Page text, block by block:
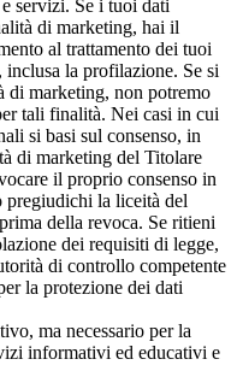
servizi. Se i tuoi dati
di marketing, hai il
al trattamento dei tuoi
la profilazione. Se si
di marketing, non potremo
tali finalità. Nei casi in cui
si basi sul consenso, in
di marketing del Titolare
il proprio consenso in
pregiudichi la liceità del
della revoca. Se ritieni
dei requisiti di legge,
di controllo competente
la protezione dei dati
ma necessario per la
informativi ed educativi e